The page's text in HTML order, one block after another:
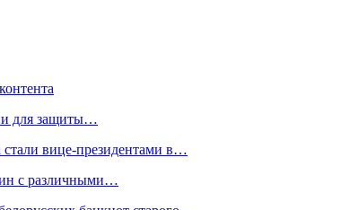
для защиты…
вице-президентами в…
с различными…